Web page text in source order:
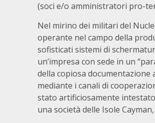
(soci e/o amministratori pro-
Nel mirino dei militari del
operante nel campo della
sofisticati sistemi di
un’impresa con sede in un
della copiosa documentazione
mediante i canali di
stato artificiosamente
una società delle Isole